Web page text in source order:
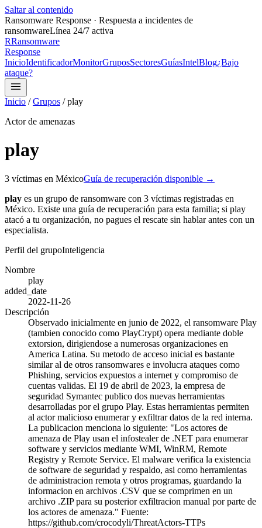
Saltar al contenido
Ransomware Response · Respuesta a incidentes de
ransomwareLínea 24/7 activa
RRansomware
Response
InicioIdentificadorMonitorGruposSectoresGuíasIntelBlog¿Bajo
ataque?
Inicio / Grupos /play
Actor de amenazas
play
3 víctimas en MéxicoGuía de recuperación disponible →
play es un grupo de ransomware con 3 víctimas registradas en
México. Existe una guía de recuperación para esta familia; si play
atacó a tu organización, no pagues el rescate sin hablar antes con un
especialista.
Perfil del grupoInteligencia
Nombre
play
added_date
2022-11-26
Descripción
Observado inicialmente en junio de 2022, el ransomware Play
(tambien conocido como PlayCrypt) opera mediante doble
extorsion, dirigiendose a numerosas organizaciones en
America Latina. Su metodo de acceso inicial es bastante
similar al de otros ransomwares e involucra ataques como
Phishing, servicios expuestos a internet y compromiso de
cuentas validas. El 19 de abril de 2023, la empresa de
seguridad Symantec publico dos nuevas herramientas
desarrolladas por el grupo Play. Estas herramientas permiten
al actor malicioso enumerar y exfiltrar datos de la red interna.
La publicacion menciona lo siguiente: "Los actores de
amenaza de Play usan el infostealer de .NET para enumerar
software y servicios mediante WMI, WinRM, Remote
Registry y Remote Service. El malware verifica la existencia
de software de seguridad y respaldo, asi como herramientas
de administracion remota y otros programas, guardando la
informacion en archivos .CSV que se comprimen en un
archivo .ZIP para su posterior exfiltracion manual por parte de
los actores de amenaza." Fuente:
https://github.com/crocodyli/ThreatActors-TTPs